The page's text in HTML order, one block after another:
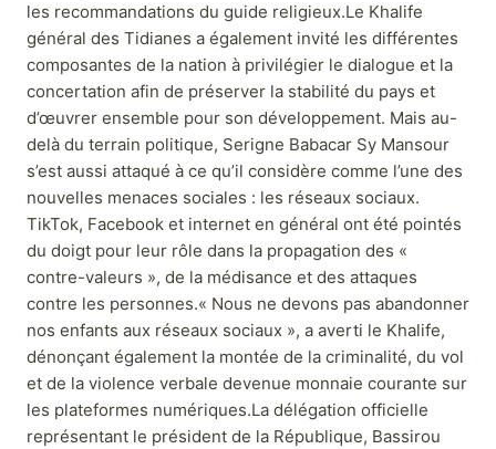
les recommandations du guide religieux.Le Khalife
général des Tidianes a également invité les différentes
composantes de la nation à privilégier le dialogue et la
concertation afin de préserver la stabilité du pays et
d’œuvrer ensemble pour son développement. Mais au-
delà du terrain politique, Serigne Babacar Sy Mansour
s’est aussi attaqué à ce qu’il considère comme l’une des
nouvelles menaces sociales : les réseaux sociaux.
TikTok, Facebook et internet en général ont été pointés
du doigt pour leur rôle dans la propagation des «
contre-valeurs », de la médisance et des attaques
contre les personnes.« Nous ne devons pas abandonner
nos enfants aux réseaux sociaux », a averti le Khalife,
dénonçant également la montée de la criminalité, du vol
et de la violence verbale devenue monnaie courante sur
les plateformes numériques.La délégation officielle
représentant le président de la République, Bassirou